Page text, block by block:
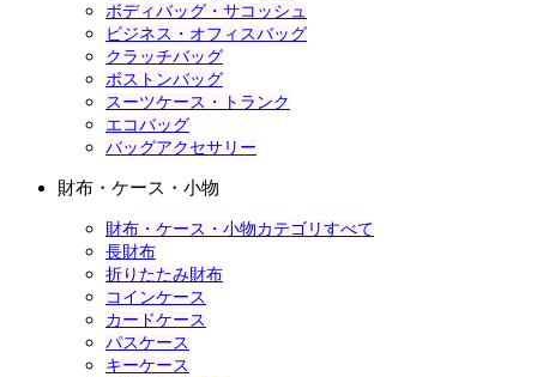
ボディバッグ・サコッシュ
ビジネス・オフィスバッグ
クラッチバッグ
ボストンバッグ
スーツケース・トランク
エコバッグ
バッグアクセサリー
財布・ケース・小物
財布・ケース・小物カテゴリすべて
長財布
折りたたみ財布
コインケース
カードケース
パスケース
キーケース